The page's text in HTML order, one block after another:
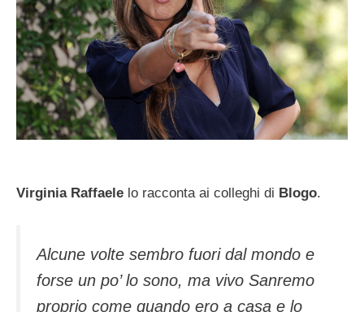
Virginia Raffaele lo racconta ai colleghi di Blogo.
Alcune volte sembro fuori dal mondo e
forse un po’ lo sono, ma vivo Sanremo
proprio come quando ero a casa e lo